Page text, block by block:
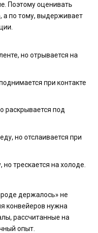
Поэтому оценивать
а по тому, выдерживает
но отрывается на
при контакте
раскрывается под
но отслаивается при
трескается на холоде.
держалось» не
конвейеров нужна
рассчитанные на
опыт.